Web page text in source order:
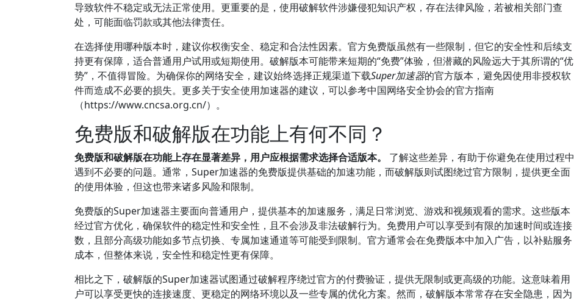
导致软件不稳定或无法正常使用。更重要的是，使用破解软件涉嫌侵犯知识产权，存在法律风险，若被相关部门查
处，可能面临罚款或其他法律责任。
在选择使用哪种版本时，建议你权衡安全、稳定和合法性因素。官方免费版虽然有一些限制，但它的安全性和后续支
持更有保障，适合普通用户试用或短期使用。破解版本可能带来短期的“免费”体验，但潜藏的风险远大于其所谓的“优
势”，不值得冒险。为确保你的网络安全，建议始终选择正规渠道下载Super加速器的官方版本，避免因使用非授权软
件而造成不必要的损失。更多关于安全使用加速器的建议，可以参考中国网络安全协会的官方指南
（https://www.cncsa.org.cn/）。
免费版和破解版在功能上有何不同？
免费版和破解版在功能上存在显著差异，用户应根据需求选择合适版本。
了解这些差异，有助于你避免在使用过程中
遇到不必要的问题。通常，Super加速器的免费版提供基础的加速功能，而破解版则试图绕过官方限制，提供更全面
的使用体验，但这也带来诸多风险和限制。
免费版的Super加速器主要面向普通用户，提供基本的加速服务，满足日常浏览、游戏和视频观看的需求。这些版本
经过官方优化，确保软件的稳定性和安全性，且不会涉及非法破解行为。免费用户可以享受到有限的加速时间或连接
数，且部分高级功能如多节点切换、专属加速通道等可能受到限制。官方通常会在免费版本中加入广告，以补贴服务
成本，但整体来说，安全性和稳定性更有保障。
相比之下，破解版的Super加速器试图通过破解程序绕过官方的付费验证，提供无限制或更高级的功能。这意味着用
户可以享受更快的连接速度、更稳定的网络环境以及一些专属的优化方案。然而，破解版本常常存在安全隐患，因为